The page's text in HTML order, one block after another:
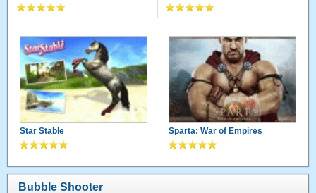
Star Stable Sparta: War of Empires
Bubble Shooter